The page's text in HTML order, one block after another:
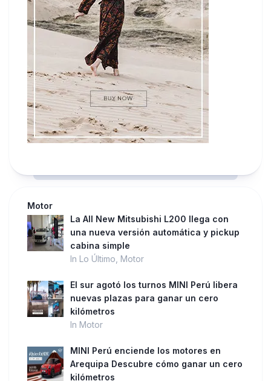
Motor
La All New Mitsubishi L200 llega con
una nueva versión automática y pickup
cabina simple
In Lo Último, Motor
El sur agotó los turnos MINI Perú libera
nuevas plazas para ganar un cero
kilómetros
In Motor
MINI Perú enciende los motores en
Arequipa Descubre cómo ganar un cero
kilómetros